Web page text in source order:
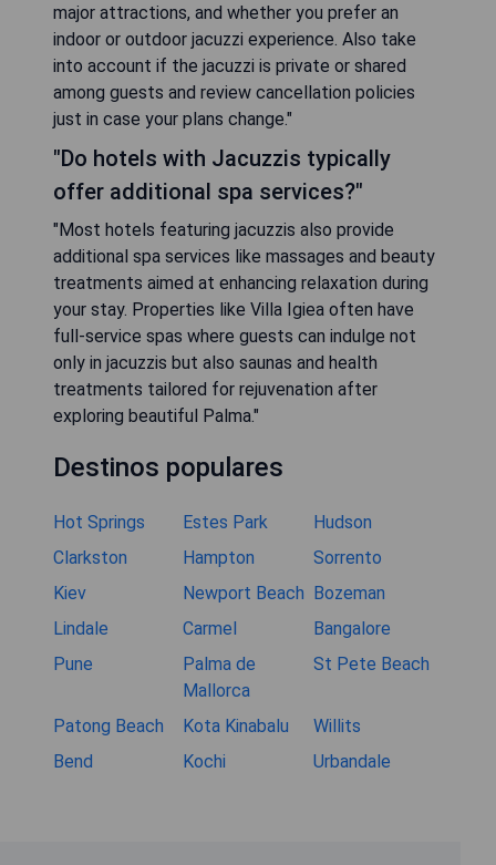
major attractions, and whether you prefer an
indoor or outdoor jacuzzi experience. Also take
into account if the jacuzzi is private or shared
among guests and review cancellation policies
just in case your plans change."
"Do hotels with Jacuzzis typically
offer additional spa services?"
"Most hotels featuring jacuzzis also provide
additional spa services like massages and beauty
treatments aimed at enhancing relaxation during
your stay. Properties like Villa Igiea often have
full-service spas where guests can indulge not
only in jacuzzis but also saunas and health
treatments tailored for rejuvenation after
exploring beautiful Palma."
Destinos populares
Hot Springs Estes Park
Hudson
Clarkston
Hampton
Sorrento
Kiev
Newport Beach Bozeman
Lindale
Carmel
Bangalore
Pune
Palma de
Mallorca
St Pete Beach
Patong Beach Kota Kinabalu
Willits
Bend
Kochi Urbandale